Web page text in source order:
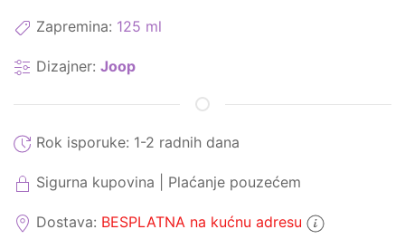
Zapremina: 125 ml
Dizajner: Joop
Rok isporuke: 1-2 radnih dana
Sigurna kupovina | Plaćanje pouzećem
Dostava: BESPLATNA na kućnu adresu